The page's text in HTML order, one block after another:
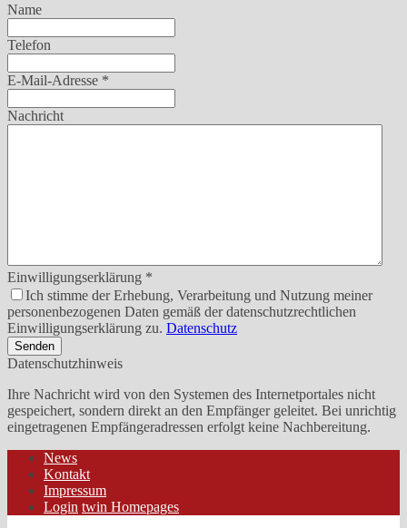
Name
Telefon
E-Mail-Adresse *
Nachricht
Einwilligungserklärung *
Ich stimme der Erhebung, Verarbeitung und Nutzung meiner
personenbezogenen Daten gemäß der datenschutzrechtlichen
Einwilligungserklärung zu. Datenschutz
Senden
Datenschutzhinweis
Ihre Nachricht wird von den Systemen des Internetportales nicht
gespeichert, sondern direkt an den Empfänger geleitet. Bei unrichtig
eingetragenen Empfängeradressen erfolgt keine Nachbereitung.
News
Kontakt
Impressum
Login twin Homepages